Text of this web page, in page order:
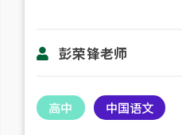
彭荣锋老师
高中 中国语文